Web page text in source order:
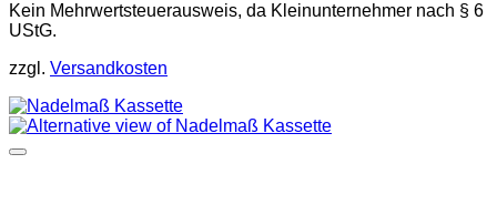
Kein Mehrwertsteuerausweis, da Kleinunternehmer nach § 6
UStG.
zzgl. Versandkosten